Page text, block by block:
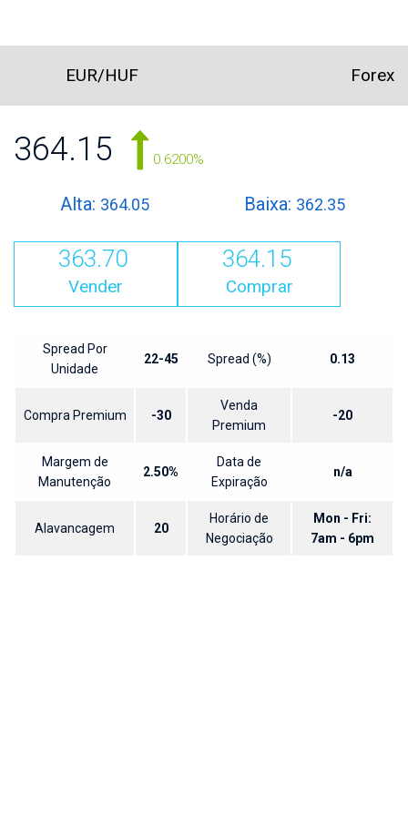
EUR/HUF Forex
364.15 0.6200%
Alta: 364.05 Baixa: 362.35
363.70
Vender
364.15
Comprar
Spread Por
Unidade
22-45 Spread (%) 0.13
Compra Premium -30
Venda
Premium
-20
Margem de
Manutenção
2.50%
Data de
Expiração
n/a
Alavancagem 20
Horário de
Negociação
Mon - Fri:
7am - 6pm